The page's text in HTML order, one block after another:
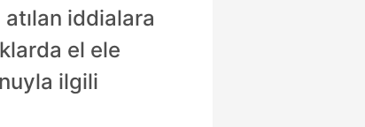
iddialara
el ele
ilgili